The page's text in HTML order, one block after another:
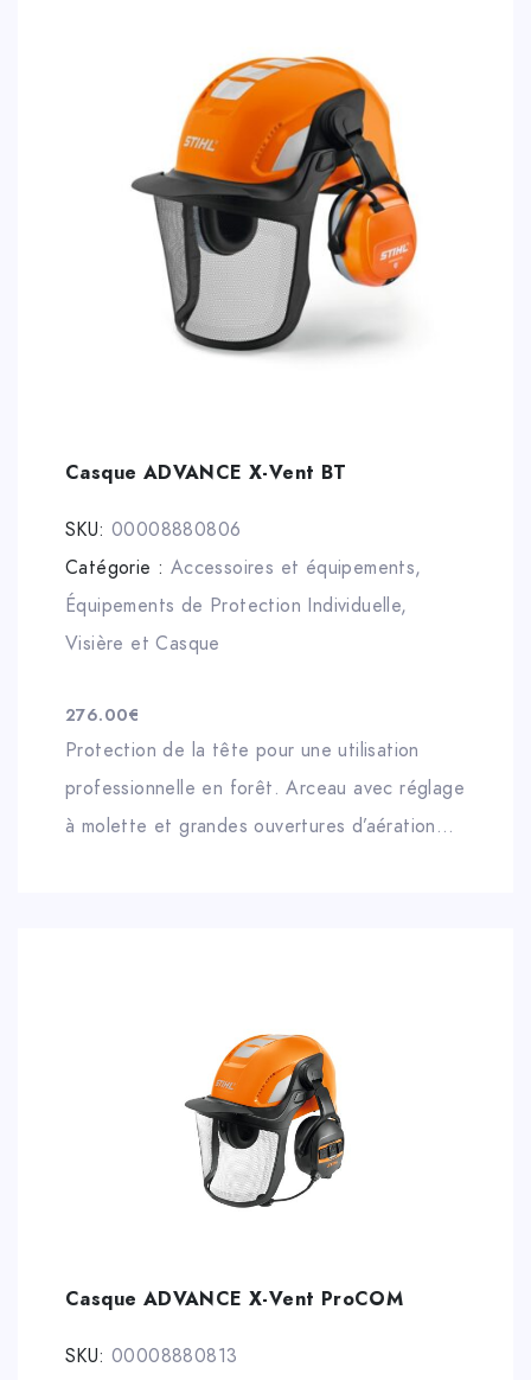
Casque ADVANCE X-Vent BT
SKU: 00008880806
Catégorie : Accessoires et équipements,
Équipements de Protection Individuelle,
Visière et Casque
276.00€
Protection de la tête pour une utilisation
professionnelle en forêt. Arceau avec réglage
à molette et grandes ouvertures d’aération
Casque ADVANCE X-Vent ProCOM
SKU: 00008880813